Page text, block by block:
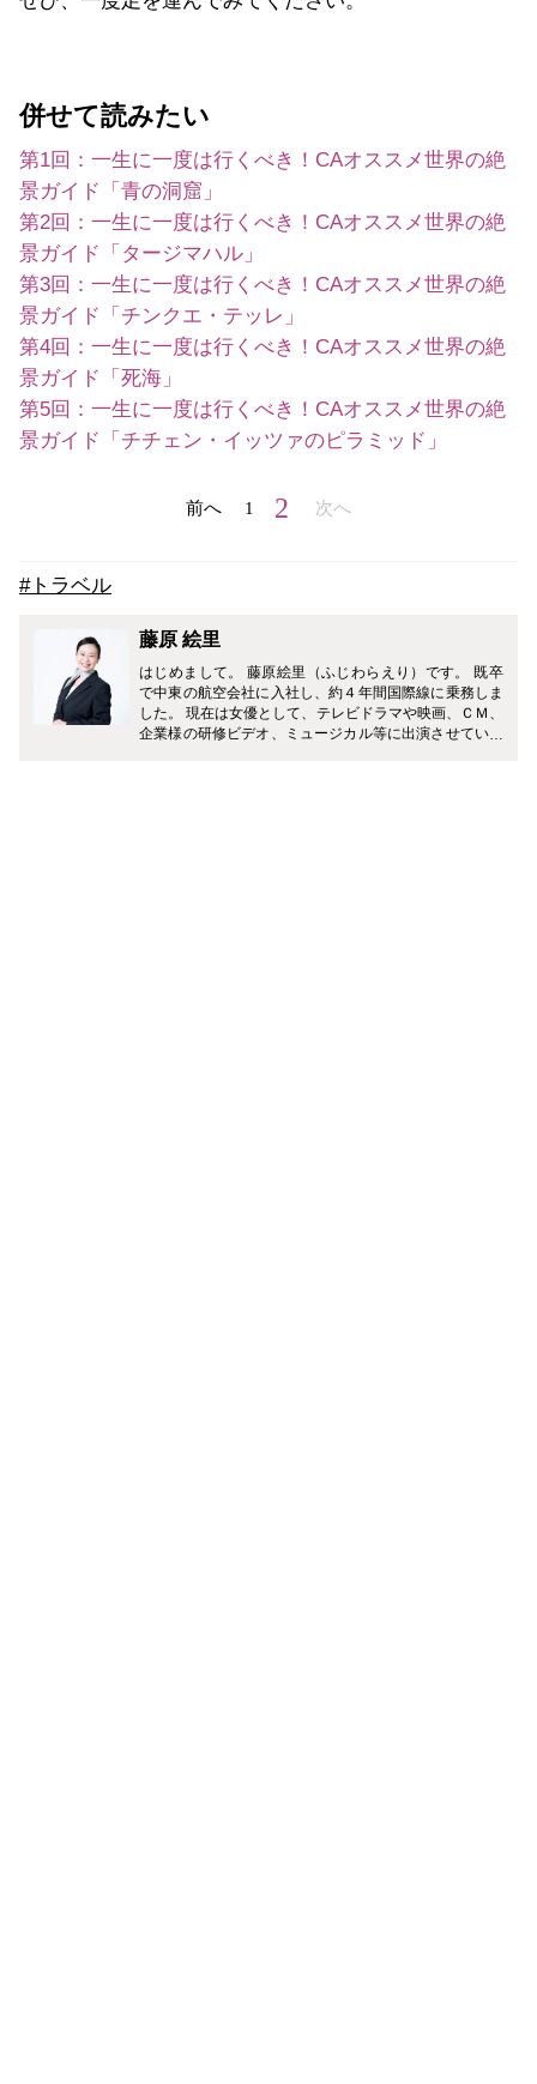
併せて読みたい
第1回：一生に一度は行くべき！CAオススメ世界の絶
景ガイド「青の洞窟」
第2回：一生に一度は行くべき！CAオススメ世界の絶
景ガイド「タージマハル」
第3回：一生に一度は行くべき！CAオススメ世界の絶
景ガイド「チンクエ・テッレ」
第4回：一生に一度は行くべき！CAオススメ世界の絶
景ガイド「死海」
第5回：一生に一度は行くべき！CAオススメ世界の絶
景ガイド「チチェン・イッツァのピラミッド」
前へ 1 2 次へ
#トラベル
藤原 絵里
はじめまして。 藤原絵里（ふじわらえり）です。 既卒
で中東の航空会社に入社し、約４年間国際線に乗務しま
した。 現在は女優として、テレビドラマや映画、ＣＭ、
企業様の研修ビデオ、ミュージカル等に出演させていた